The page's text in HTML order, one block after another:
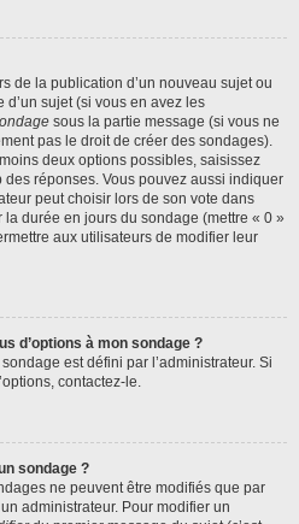
de la publication d’un nouveau sujet ou
sujet (si vous en avez les
sous la partie message (si vous ne
pas le droit de créer des sondages).
deux options possibles, saisissez
réponses. Vous pouvez aussi indiquer
peut choisir lors de son vote dans
la durée en jours du sondage (mettre « 0 »
aux utilisateurs de modifier leur
d’options à mon sondage ?
est défini par l’administrateur. Si
contactez-le.
sondage ?
ne peuvent être modifiés que par
administrateur. Pour modifier un